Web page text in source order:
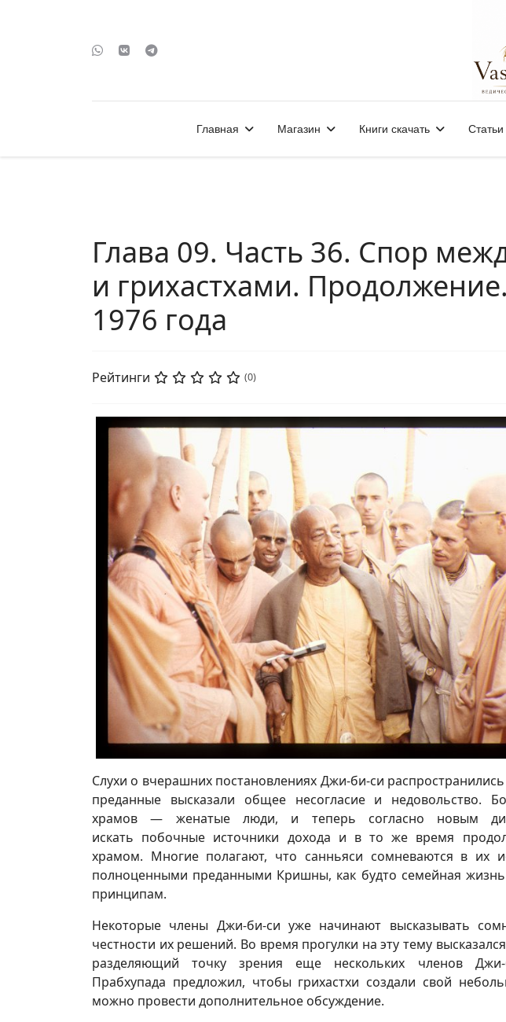
Главная Магазин Книги скачать Статьи
Глава 09. Часть 36. Спор
и грихастхами.
1976 года
Рейтинги (0)
Слухи о вчерашних постановлениях Джи-би-си
преданные высказали общее несогласие и недовольство.
храмов — женатые люди, и теперь согласно новым
искать побочные источники дохода и в то же время
храмом. Многие полагают, что санньяси сомневаются в их
полноценными преданными Кришны, как будто семейная
принципам.
Некоторые члены Джи-би-си уже начинают высказывать
честности их решений. Во время прогулки на эту тему
разделяющий точку зрения еще нескольких членов
Прабхупада предложил, чтобы грихастхи создали свой
можно провести дополнительное обсуждение.